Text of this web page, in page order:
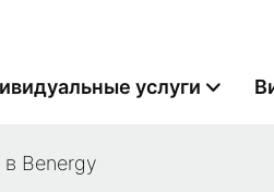
услуги
в Benergy